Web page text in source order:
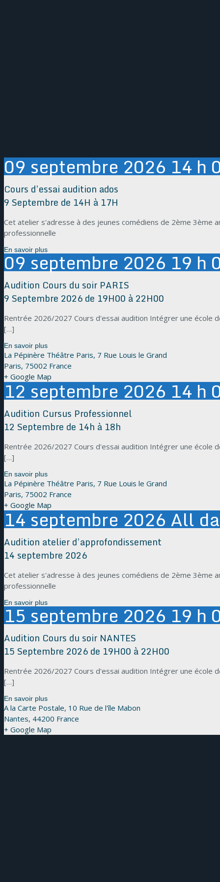
09septembre202614 h
Cours d’essai audition ados
9 Septembre de 14H à 17H
Cet atelier s'adresse à des jeunes comédiens de 2ème 3ème
professionnelle
En savoir plus
09septembre202619 h
Audition Cours du soir PARIS
9 Septembre 2026 de 19H00 à 22H00
Rentrée 2026/2027 Cours d'essai audition Intégrer une école
[…]
En savoir plus
La Pépinère Théâtre Paris, 7 Rue Louis le Grand
Paris, 75002 France
+ Google Map
12septembre202614 h
Audition Cursus Professionnel
12 Septembre de 14h à 18h
Rentrée 2026/2027 Cours d'essai audition Intégrer une école
[…]
En savoir plus
La Pépinère Théâtre Paris, 7 Rue Louis le Grand
Paris, 75002 France
+ Google Map
14septembre2026All
Audition atelier d’approfondissement
14 septembre 2026
Cet atelier s'adresse à des jeunes comédiens de 2ème 3ème
professionnelle
En savoir plus
15septembre202619 h
Audition Cours du soir NANTES
15 Septembre 2026 de 19H00 à 22H00
Rentrée 2026/2027 Cours d'essai audition Intégrer une école
[…]
En savoir plus
A la Carte Postale, 10 Rue de l'île Mabon
Nantes, 44200 France
+ Google Map